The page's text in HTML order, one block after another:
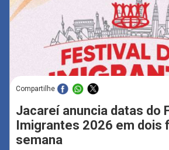
Compartilhe
Jacareí anuncia datas do
Imigrantes 2026 em dois
semana